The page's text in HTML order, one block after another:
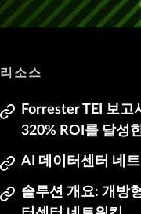
리소스
Forrester TEI 보
320% ROI를 달성
AI 데이터센터 네
솔루션 개요: 개방